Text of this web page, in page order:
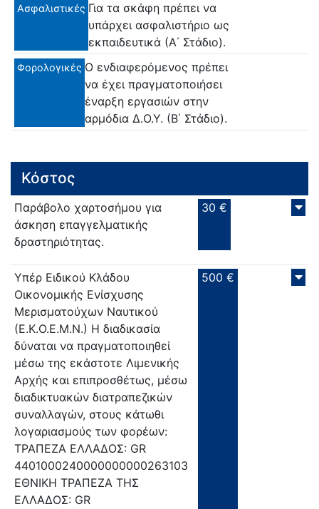
Ασφαλιστικές Για τα σκάφη πρέπει να
υπάρχει ασφαλιστήριο ως
εκπαιδευτικά (Α΄ Στάδιο).
Φορολογικές Ο ενδιαφερόμενος πρέπει
να έχει πραγματοποιήσει
έναρξη εργασιών στην
αρμόδια Δ.Ο.Υ. (Β΄ Στάδιο).
Κόστος
Παράβολο χαρτοσήμου για
άσκηση επαγγελματικής
δραστηριότητας.
30 €
Υπέρ Ειδικού Κλάδου
Οικονομικής Ενίσχυσης
Μερισματούχων Ναυτικού
(Ε.Κ.Ο.Ε.Μ.Ν.) Η διαδικασία
δύναται να πραγματοποιηθεί
μέσω της εκάστοτε Λιμενικής
Αρχής και επιπροσθέτως, μέσω
διαδικτυακών διατραπεζικών
συναλλαγών, στους κάτωθι
λογαριασμούς των φορέων:
ΤΡΑΠΕΖΑ ΕΛΛΑΔΟΣ: GR
4401000240000000000263103
ΕΘΝΙΚΗ ΤΡΑΠΕΖΑ ΤΗΣ
ΕΛΛΑΔΟΣ: GR
500 €